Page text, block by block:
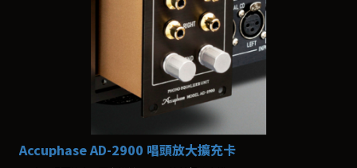
Accuphase AD-2900 唱頭放大擴充卡